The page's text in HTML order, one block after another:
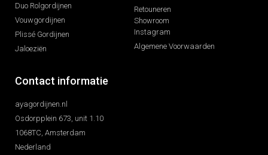
Duo Rolgordijnen
Vouwgordijnen
Plissé Gordijnen
Jaloeziën
Retouneren
Showroom
Instagram
Algemene Voorwaarden
Contact informatie
ayagordijnen.nl
Osdorpplein 673, unit 1.10
1068TC, Amsterdam
Nederland